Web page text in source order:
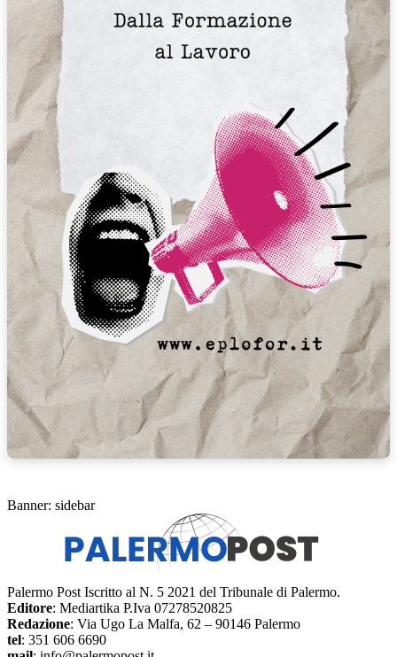
Banner: sidebar
Palermo Post Iscritto al N. 5 2021 del Tribunale di Palermo.
Editore: Mediartika P.Iva 07278520825
Redazione: Via Ugo La Malfa, 62 – 90146 Palermo
tel: 351 606 6690